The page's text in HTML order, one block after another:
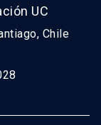
UC
Chile